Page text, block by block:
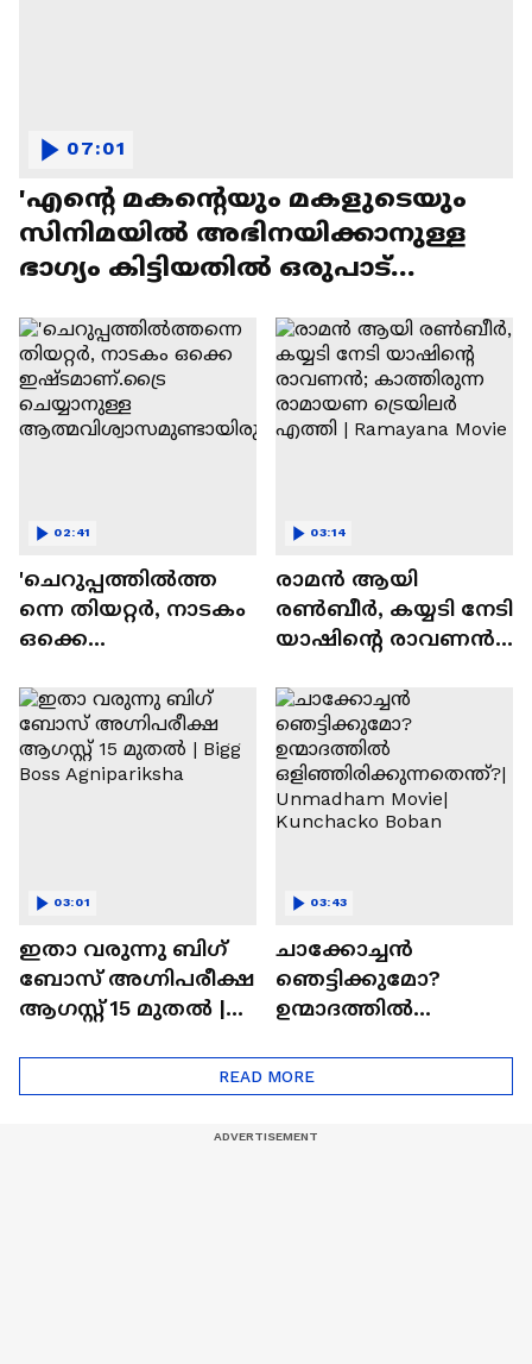
'എന്റെ മകന്റെയും മകളുടെയും
സിനിമയിൽ അഭിനയിക്കാനുള്ള
ഭാഗ്യം കിട്ടിയതിൽ ഒരുപാട്
07:01
'ചെറുപ്പത്തിൽത്ത
ന്നെ തിയറ്റർ, നാടകം
ഒക്കെ
ചെയ്യാനുള്ള
ആത്മവിശ്വാസമുണ്ടാ
യിരുന്നില്ല'
02:41
രാമന്‍ ആയി
രൺബീർ, കയ്യടി നേടി
യാഷിന്റെ രാവണൻ;
രാമായണ ട്രെയിലർ
എത്തി | Ramayana
Movie
03:14
ഇതാ വരുന്നു ബിഗ്
ബോസ് അഗ്നിപരീക്ഷ
ആഗസ്റ്റ് 15 മുതൽ |
03:01
ചാക്കോച്ചന്‍
ഞെട്ടിക്കുമോ?
ഉന്മാദത്തിൽ
ന്ത്?| Unmadham
Movie| Kunchacko
03:43
READ MORE